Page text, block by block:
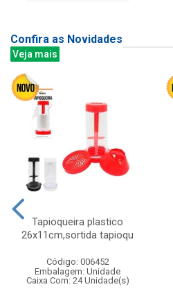
Confira as Novidades
Veja mais
Tapioqueira plastico
26x11cm,sortida tapioqu
Código: 006452
Embalagem: Unidade
Caixa Com: 24 Unidade(s)